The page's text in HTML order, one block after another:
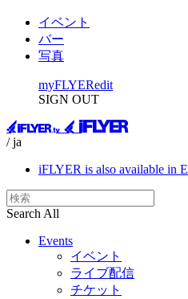
イベント
バー
写真
myFLYERedit
SIGN OUT
/ ja
iFLYER is also available in
Search All
Events
イベント
ライブ配信
チケット